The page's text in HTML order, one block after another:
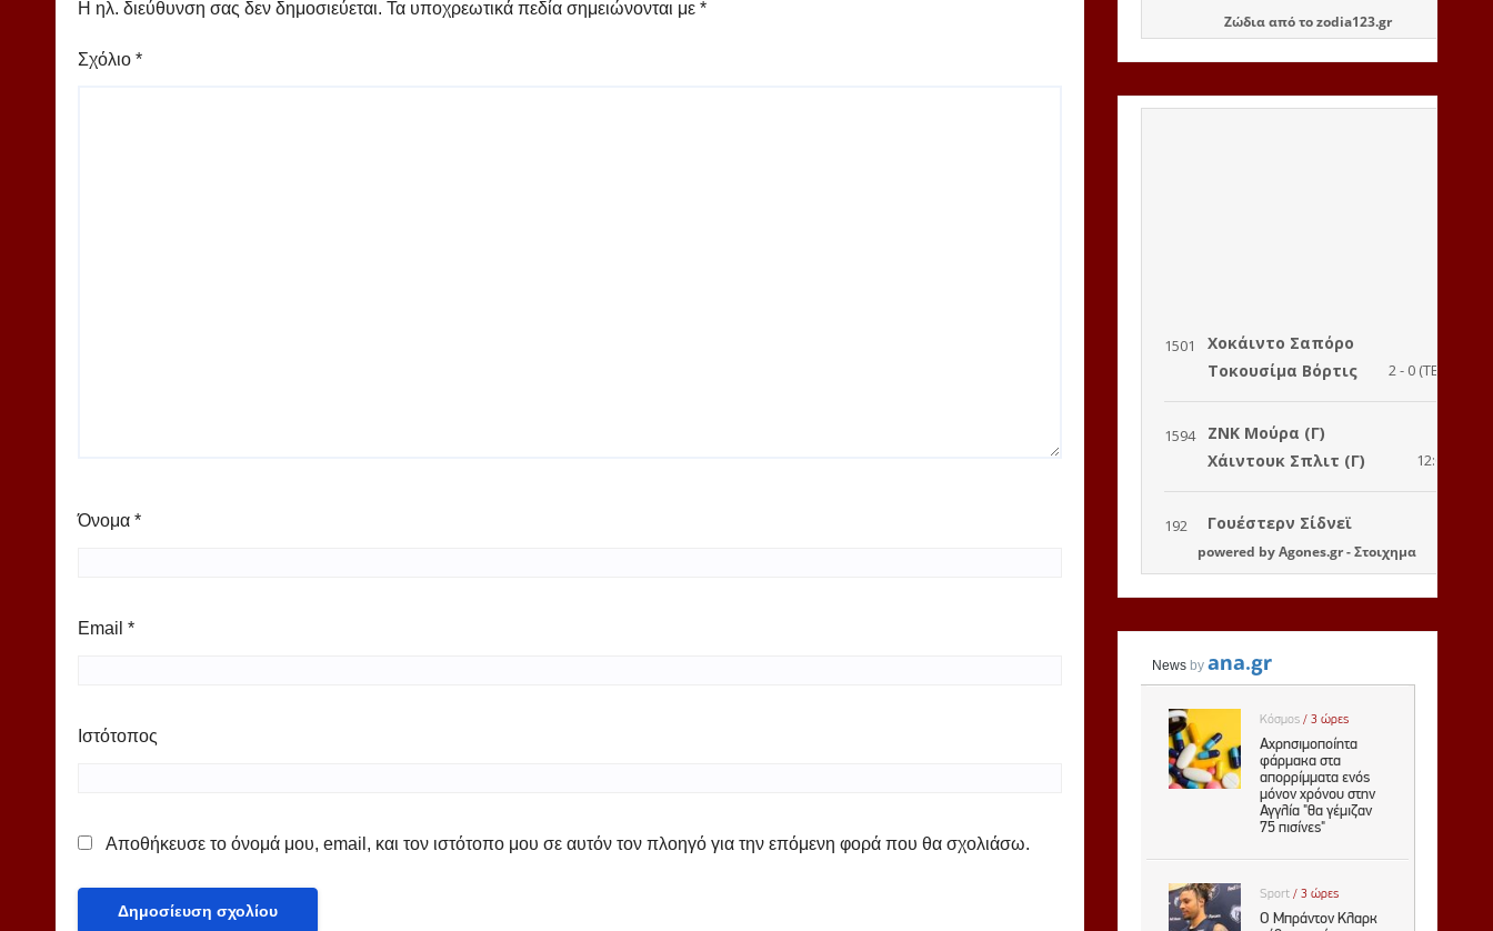
Η ηλ. διεύθυνση σας δεν δημοσιεύεται. Τα υποχρεωτικά πεδία σημειώνονται με *
Σχόλιο *
Όνομα *
Email *
Ιστότοπος
Αποθήκευσε το όνομά μου, email, και τον ιστότοπο μου σε αυτόν τον πλοηγό για την επόμενη φορά που θα σχολιάσω.
Ζώδιααπό τοzodia123.gr
powered byAgones.gr-Στοιχημα